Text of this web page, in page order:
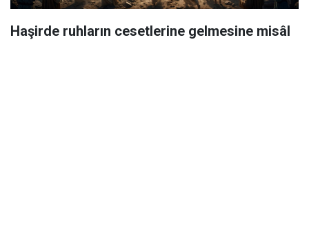
Haşirde ruhların cesetlerine gelmesine misâl